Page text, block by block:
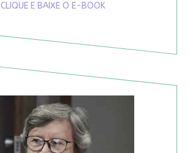
CLIQUE E BAIXE O E-BOOK